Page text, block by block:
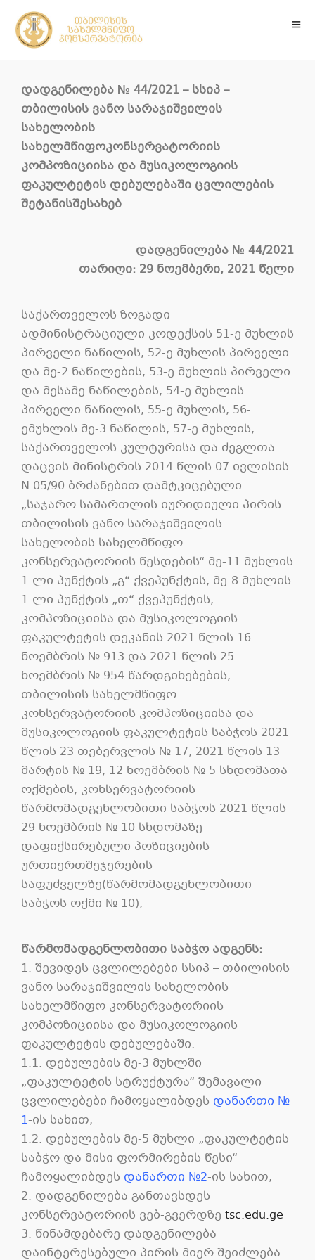
დადგენილება № 44/2021 – სსიპ –
თბილისის ვანო სარაჯიშვილის
სახელობის
სახელმწიფოკონსერვატორიის
კომპოზიციისა და მუსიკოლოგიის
ფაკულტეტის დებულებაში ცვლილების
შეტანისშესახებ
დადგენილება № 44/2021
თარიღი: 29 ნოემბერი, 2021 წელი
საქართველოს ზოგადი
ადმინისტრაციული კოდექსის 51-ე მუხლის
პირველი ნაწილის, 52-ე მუხლის პირველი
და მე-2 ნაწილების, 53-ე მუხლის პირველი
და მესამე ნაწილების, 54-ე მუხლის
პირველი ნაწილის, 55-ე მუხლის, 56-
ემუხლის მე-3 ნაწილის, 57-ე მუხლის,
საქართველოს კულტურისა და ძეგლთა
დაცვის მინისტრის 2014 წლის 07 ივლისის
N 05/90 ბრძანებით დამტკიცებული
„საჯარო სამართლის იურიდიული პირის
თბილისის ვანო სარაჯიშვილის
სახელობის სახელმწიფო
კონსერვატორიის წესდების“ მე-11 მუხლის
1-ლი პუნქტის „გ“ ქვეპუნქტის, მე-8 მუხლის
1-ლი პუნქტის „თ“ ქვეპუნქტის,
კომპოზიციისა და მუსიკოლოგიის
ფაკულტეტის დეკანის 2021 წლის 16
ნოემბრის № 913 და 2021 წლის 25
ნოემბრის № 954 წარდგინებების,
თბილისის სახელმწიფო
კონსერვატორიის კომპოზიციისა და
მუსიკოლოგიის ფაკულტეტის საბჭოს 2021
წლის 23 თებერვლის № 17, 2021 წლის 13
მარტის № 19, 12 ნოემბრის № 5 სხდომათა
ოქმების, კონსერვატორიის
წარმომადგენლობითი საბჭოს 2021 წლის
29 ნოემბრის № 10 სხდომაზე
დაფიქსირებული პოზიციების
ურთიერთშეჯერების
საფუძველზე(წარმომადგენლობითი
საბჭოს ოქმი № 10),
წარმომადგენლობითი საბჭო ადგენს:
1. შევიდეს ცვლილებები სსიპ – თბილისის
ვანო სარაჯიშვილის სახელობის
სახელმწიფო კონსერვატორიის
კომპოზიციისა და მუსიკოლოგიის
ფაკულტეტის დებულებაში:
1.1. დებულების მე-3 მუხლში
„ფაკულტეტის სტრუქტურა“ შემავალი
ცვლილებები ჩამოყალიბდეს დანართი №
1-ის სახით;
1.2. დებულების მე-5 მუხლი „ფაკულტეტის
საბჭო და მისი ფორმირების წესი“
ჩამოყალიბდეს დანართი №2-ის სახით;
2. დადგენილება განთავსდეს
კონსერვატორიის ვებ-გვერდზე tsc.edu.ge
3. წინამდებარე დადგენილება
დაინტერესებული პირის მიერ შეიძლება